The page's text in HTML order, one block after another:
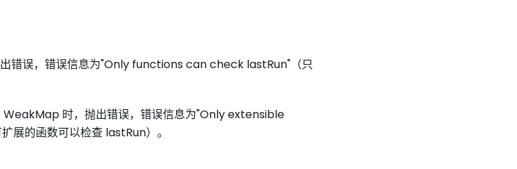
错误，错误信息为"Only functions can check lastRun"（只
WeakMap 时，抛出错误，错误信息为"Only extensible
的函数可以检查 lastRun）。